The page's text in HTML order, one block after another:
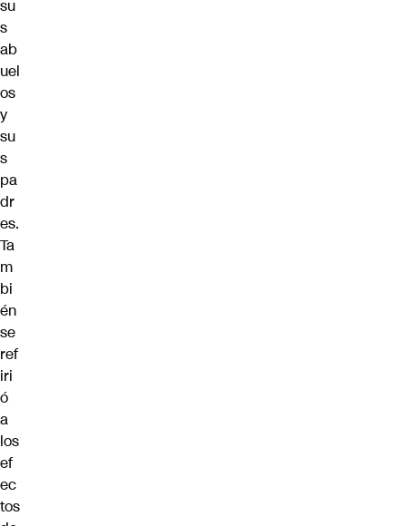
su
s
ab
uel
os
y
su
s
pa
dr
es.
Ta
m
bi
én
se
ref
iri
ó
a
los
ef
ec
tos